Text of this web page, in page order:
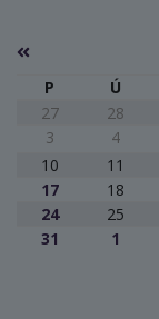
P
Ú
27
28
3
4
10
11
17
18
24
25
31
1